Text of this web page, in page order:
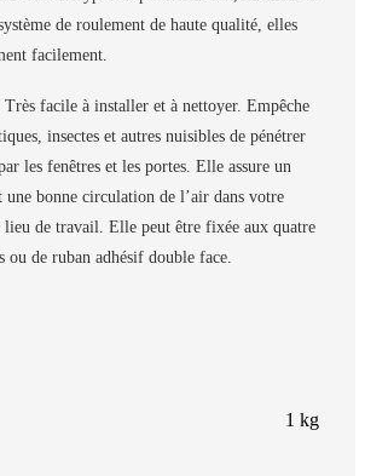
de roulement de haute qualité, elles
facilement.
Très facile à installer et à nettoyer. Empêche
insectes et autres nuisibles de pénétrer
les fenêtres et les portes. Elle assure un
une bonne circulation de l’air dans votre
lieu de travail. Elle peut être fixée aux quatre
ou de ruban adhésif double face.
1 kg